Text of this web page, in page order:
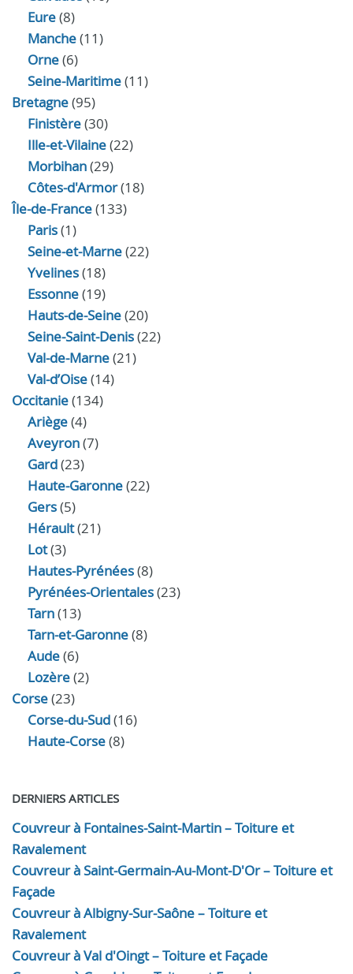
Eure(8)
Manche(11)
Orne(6)
Seine-Maritime(11)
Bretagne(95)
Finistère(30)
Ille-et-Vilaine(22)
Morbihan(29)
Côtes-d'Armor(18)
Île-de-France(133)
Paris(1)
Seine-et-Marne(22)
Yvelines(18)
Essonne(19)
Hauts-de-Seine(20)
Seine-Saint-Denis(22)
Val-de-Marne(21)
Val-d’Oise(14)
Occitanie(134)
Ariège(4)
Aveyron(7)
Gard(23)
Haute-Garonne(22)
Gers(5)
Hérault(21)
Lot(3)
Hautes-Pyrénées(8)
Pyrénées-Orientales(23)
Tarn(13)
Tarn-et-Garonne(8)
Aude(6)
Lozère(2)
Corse(23)
Corse-du-Sud(16)
Haute-Corse(8)
DERNIERS ARTICLES
Couvreur à Fontaines-Saint-Martin – Toiture et
Ravalement
Couvreur à Saint-Germain-Au-Mont-D'Or – Toiture et
Façade
Couvreur à Albigny-Sur-Saône – Toiture et
Ravalement
Couvreur à Val d'Oingt – Toiture et Façade